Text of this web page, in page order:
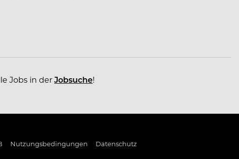
Jobs in derJobsuche!
Nutzungsbedingungen Datenschutz